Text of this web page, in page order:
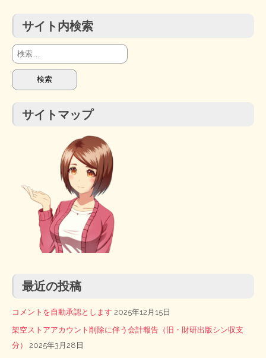
サイト内検索
検
索:
サイトマップ
最近の投稿
コメントを自動承認とします 2025年12月15日
架空ストアアカウント削除に伴う会計報告（旧・財研出版シン収支
分）
2025年3月28日